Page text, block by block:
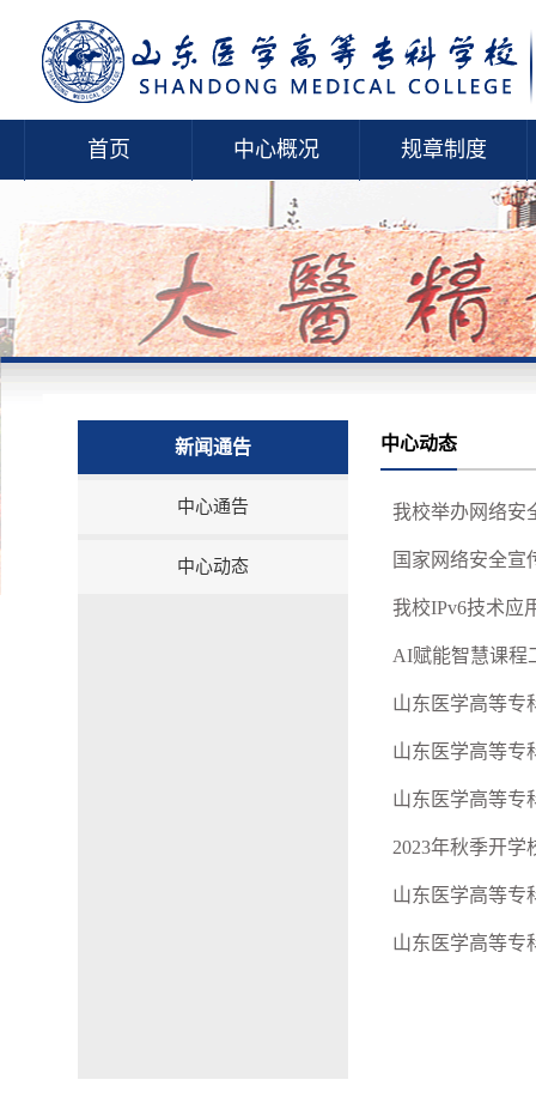
首页 中心概况 规章制度
新闻通告
中心通告
中心动态
中心动态
我校举办网络安
国家网络安全宣
我校IPv6技术应
AI赋能智慧课程
山东医学高等专
山东医学高等专
山东医学高等专
2023年秋季开
山东医学高等专
山东医学高等专